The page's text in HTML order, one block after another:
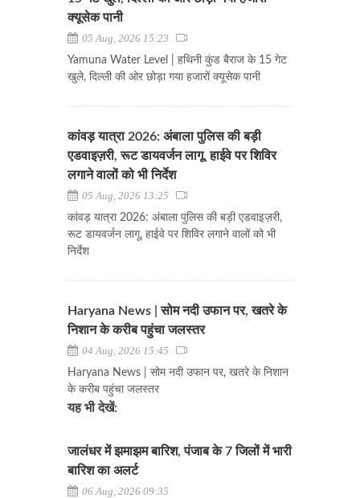
क्यूसेक पानी
05 Aug, 2026 15:23
Yamuna Water Level | हथिनी कुंड बैराज के 15 गेट
खुले, दिल्ली की ओर छोड़ा गया हजारों क्यूसेक पानी
कांवड़ यात्रा 2026: अंबाला पुलिस की बड़ी
एडवाइज़री, रूट डायवर्जन लागू, हाईवे पर शिविर
लगाने वालों को भी निर्देश
05 Aug, 2026 13:25
कांवड़ यात्रा 2026: अंबाला पुलिस की बड़ी एडवाइज़री,
रूट डायवर्जन लागू, हाईवे पर शिविर लगाने वालों को भी
निर्देश
Haryana News | सोम नदी उफान पर, खतरे के
निशान के करीब पहुंचा जलस्तर
04 Aug, 2026 15:45
Haryana News | सोम नदी उफान पर, खतरे के निशान
के करीब पहुंचा जलस्तर
यह भी देखें:
जालंधर में झमाझम बारिश, पंजाब के 7 जिलों में भारी
बारिश का अलर्ट
06 Aug, 2026 09:35